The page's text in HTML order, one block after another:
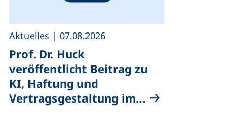
Prof. Dr. Huck
veröffentlicht Beitrag zu
KI, Haftung und
Vertragsgestaltung im…
Aktuelles | 07.08.2026